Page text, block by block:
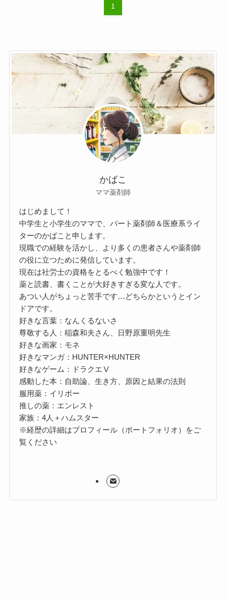
1
かばこ
ママ薬剤師
はじめまして！
中学生と小学生のママで、パート薬剤師＆医療系ライ
ターのかばこと申します。
現職での経験を活かし、より多くの患者さんや薬剤師
の役に立つために発信しています。
現在は社労士の資格をとるべく勉強中です！
薬と読書、書くことが大好きすぎる変な人です。
あつい人がちょっと苦手です…どちらかというとイン
ドアです。
好きな言葉：なんくるないさ
尊敬する人：稲森和夫さん、日野原重明先生
好きな画家：モネ
好きなマンガ：HUNTER×HUNTER
好きなゲーム：ドラクエⅤ
感動した本：自助論、生き方、原因と結果の法則
服用薬：イリボー
推しの薬：エンレスト
家族：4人＋ハムスター
※経歴の詳細はプロフィール（ポートフォリオ）をご
覧ください